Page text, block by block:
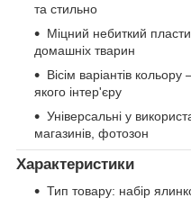
та стильно
Міцний небиткий
домашніх тварин
Вісім варіантів
якого інтер'єру
Універсальні у
магазинів, фотозон
Характеристики
Тип товару: набір